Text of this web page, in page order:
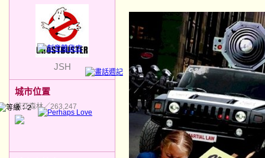
JSH
城市位置
蓋亞森林／263,247